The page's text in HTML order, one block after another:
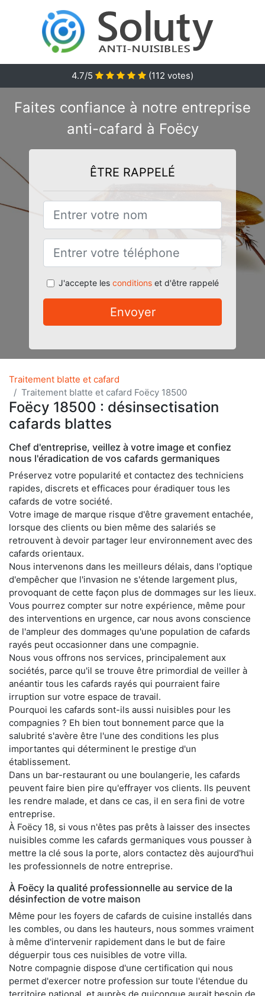
4.7/5 (112 votes)
Faites confiance à notre entreprise
anti-cafard à Foëcy
ÊTRE RAPPELÉ
J'accepte les conditionset d'être rappelé
Envoyer
Traitement blatte et cafard
Traitement blatte et cafard Foëcy 18500
Foëcy 18500 : désinsectisation
cafards blattes
Chef d'entreprise, veillez à votre image et confiez
nous l'éradication de vos cafards germaniques
Préservez votre popularité et contactez des techniciens
rapides, discrets et efficaces pour éradiquer tous les
cafards de votre société.
Votre image de marque risque d'être gravement entachée,
lorsque des clients ou bien même des salariés se
retrouvent à devoir partager leur environnement avec des
cafards orientaux.
Nous intervenons dans les meilleurs délais, dans l'optique
d'empêcher que l'invasion ne s'étende largement plus,
provoquant de cette façon plus de dommages sur les lieux.
Vous pourrez compter sur notre expérience, même pour
des interventions en urgence, car nous avons conscience
de l'ampleur des dommages qu'une population de cafards
rayés peut occasionner dans une compagnie.
Nous vous offrons nos services, principalement aux
sociétés, parce qu'il se trouve être primordial de veiller à
anéantir tous les cafards rayés qui pourraient faire
irruption sur votre espace de travail.
Pourquoi les cafards sont-ils aussi nuisibles pour les
compagnies ? Eh bien tout bonnement parce que la
salubrité s'avère être l'une des conditions les plus
importantes qui déterminent le prestige d'un
établissement.
Dans un bar-restaurant ou une boulangerie, les cafards
peuvent faire bien pire qu'effrayer vos clients. Ils peuvent
les rendre malade, et dans ce cas, il en sera fini de votre
entreprise.
À Foëcy 18, si vous n'êtes pas prêts à laisser des insectes
nuisibles comme les cafards germaniques vous pousser à
mettre la clé sous la porte, alors contactez dès aujourd'hui
les professionnels de notre entreprise.
À Foëcy la qualité professionnelle au service de la
désinfection de votre maison
Même pour les foyers de cafards de cuisine installés dans
les combles, ou dans les hauteurs, nous sommes vraiment
à même d'intervenir rapidement dans le but de faire
déguerpir tous ces nuisibles de votre villa.
Notre compagnie dispose d'une certification qui nous
permet d'exercer notre profession sur toute l'étendue du